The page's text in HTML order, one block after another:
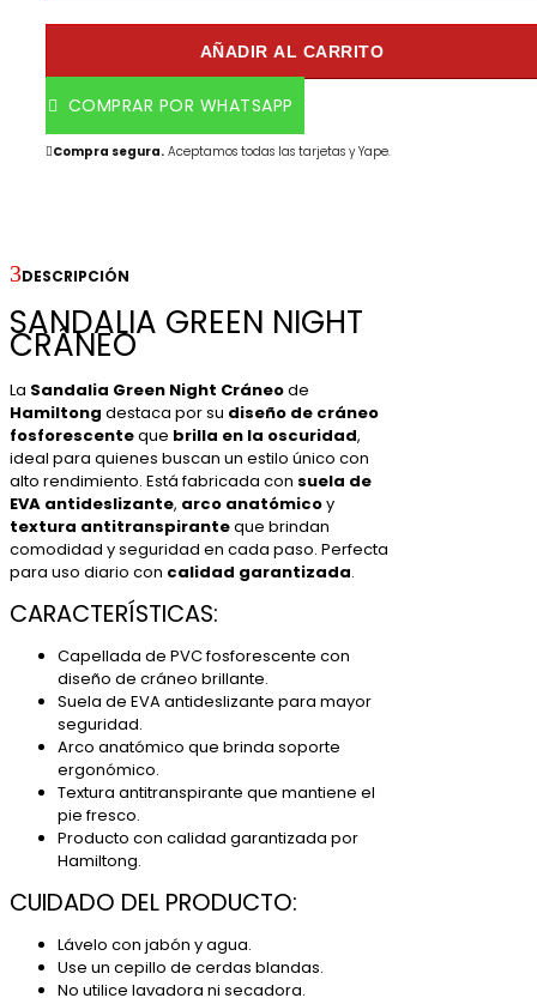
AÑADIR AL CARRITO
COMPRAR POR WHATSAPP
Compra segura. Aceptamos todas las tarjetas y Yape.
DESCRIPCIÓN
SANDALIA GREEN NIGHT
CRÁNEO
La Sandalia Green Night Cráneode
Hamiltong destaca por su diseño de cráneo
fosforescenteque brilla en la oscuridad,
ideal para quienes buscan un estilo único con
alto rendimiento. Está fabricada con suela de
EVA antideslizante, arco anatómicoy
textura antitranspiranteque brindan
comodidad y seguridad en cada paso. Perfecta
para uso diario con calidad garantizada.
CARACTERÍSTICAS:
Capellada de PVC fosforescente con
diseño de cráneo brillante.
Suela de EVA antideslizante para mayor
seguridad.
Arco anatómico que brinda soporte
ergonómico.
Textura antitranspirante que mantiene el
pie fresco.
Producto con calidad garantizada por
Hamiltong.
CUIDADO DEL PRODUCTO:
Lávelo con jabón y agua.
Use un cepillo de cerdas blandas.
No utilice lavadora ni secadora.